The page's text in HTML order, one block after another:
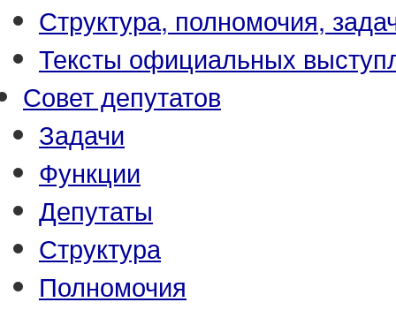
Структура, полномочия,
Тексты официальных
Совет депутатов
Задачи
Функции
Депутаты
Структура
Полномочия